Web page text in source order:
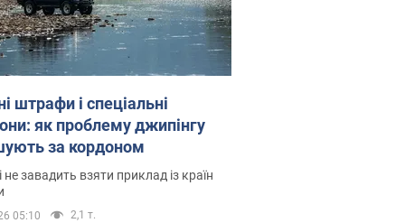
штрафи і спеціальні
як проблему джипінгу
за кордоном
не завадить взяти приклад із країн
05:10 2,1 т.